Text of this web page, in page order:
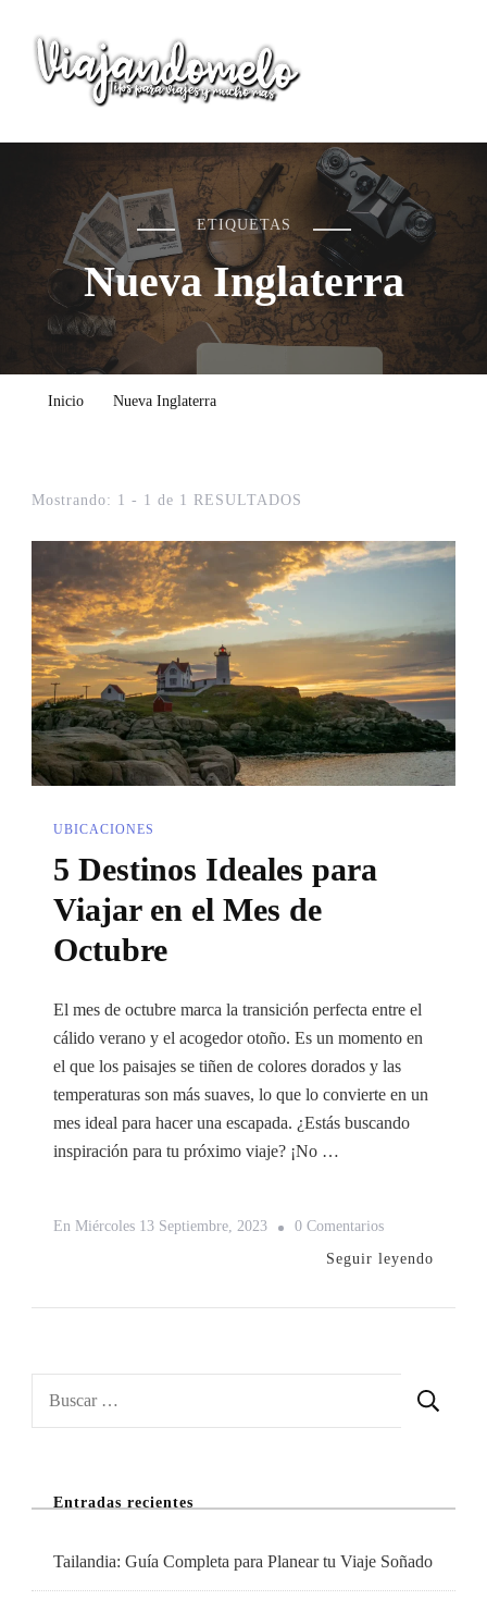
Viajandomelo
Todo lo que necesitas saber en tu próximo viaje
ETIQUETAS
Nueva Inglaterra
Inicio Nueva Inglaterra
Mostrando: 1 - 1 de 1 RESULTADOS
UBICACIONES
5 Destinos Ideales para
Viajar en el Mes de
Octubre
El mes de octubre marca la transición perfecta entre el
cálido verano y el acogedor otoño. Es un momento en
el que los paisajes se tiñen de colores dorados y las
temperaturas son más suaves, lo que lo convierte en un
mes ideal para hacer una escapada. ¿Estás buscando
inspiración para tu próximo viaje? ¡No …
En Miércoles 13 Septiembre, 2023 0 ComentariosEn
5
De
Seguir leyendo
Entradas recientes
Tailandia: Guía Completa para Planear tu Viaje Soñado